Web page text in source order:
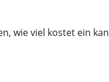
wie viel kostet ein